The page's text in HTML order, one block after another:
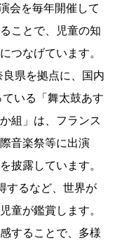
会を毎年開催して
ことで、児童の知
つなげています。
県を拠点に、国内
いる「舞太鼓あす
組」は、フランス
音楽祭等に出演
披露しています。
するなど、世界が
童が鑑賞します。
することで、多様